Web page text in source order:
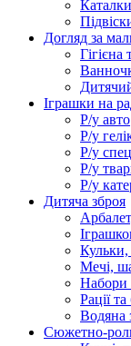
Догляд за
Гігієна
Іграшки на
Р/у авто
Р/у
Р/у
Р/у
Р/у
Дитяча зброя
Кульки,
Мечі,
Набори
Рації та
Водяна
Сюжетно-